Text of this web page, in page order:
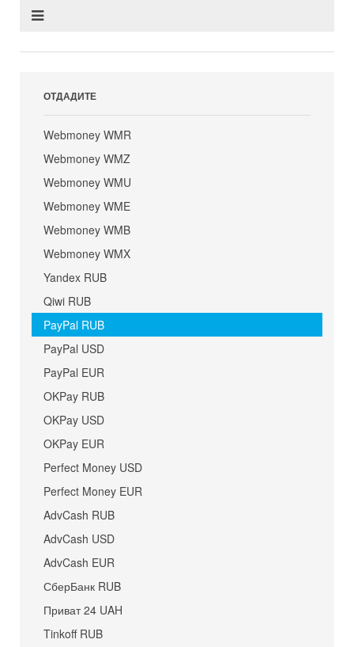
ОТДАДИТЕ
Webmoney WMR
Webmoney WMZ
Webmoney WMU
Webmoney WME
Webmoney WMB
Webmoney WMX
Yandex RUB
Qiwi RUB
PayPal RUB
PayPal USD
PayPal EUR
OKPay RUB
OKPay USD
OKPay EUR
Perfect Money USD
Perfect Money EUR
AdvCash RUB
AdvCash USD
AdvCash EUR
СберБанк RUB
Приват 24 UAH
Tinkoff RUB